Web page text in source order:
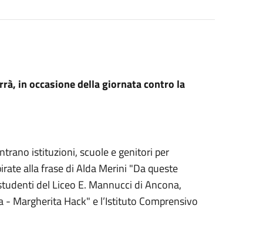
in occasione della giornata contro la
istituzioni, scuole e genitori per
alla frase di Alda Merini "Da queste
del Liceo E. Mannucci di Ancona,
Margherita Hack" e l’Istituto Comprensivo